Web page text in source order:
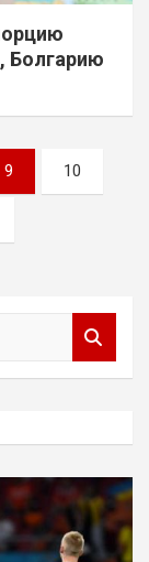
Болгарию
9 10